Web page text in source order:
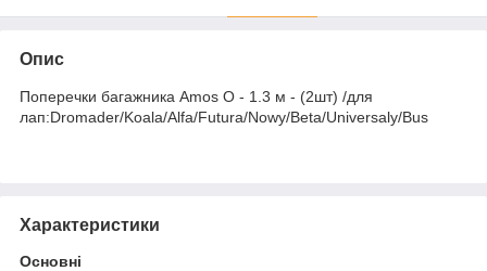
Опис
Поперечки багажника Amos O - 1.3 м - (2шт) /для
лап:Dromader/Koala/Alfa/Futura/Nowy/Beta/Universaly/Bus
Характеристики
Основні